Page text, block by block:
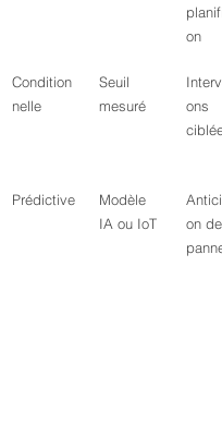
on
Condition
nelle
Seuil
mesuré
ons
Prédictive
Modèle
IA ou IoT
on